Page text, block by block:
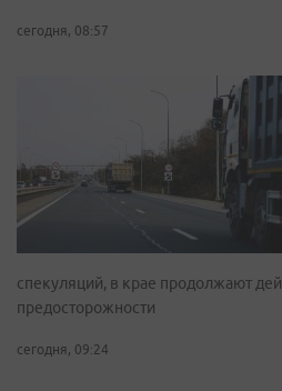
сегодня, 08:57
спекуляций, в крае продолжают
предосторожности
сегодня, 09:24